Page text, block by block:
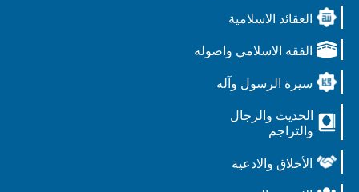
العقائد الاسلامية
الفقه الاسلامي واصوله
سيرة الرسول وآله
الحديث والرجال
والتراجم
الأخلاق والادعية